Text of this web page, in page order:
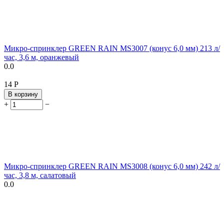
Микро-спринклер GREEN RAIN MS3007 (конус 6,0 мм) 213 л/
час, 3,6 м, оранжевый
0.0
‍14‍ Р
В корзину
+ −
Микро-спринклер GREEN RAIN MS3008 (конус 6,0 мм) 242 л/
час, 3,8 м, салатовый
0.0